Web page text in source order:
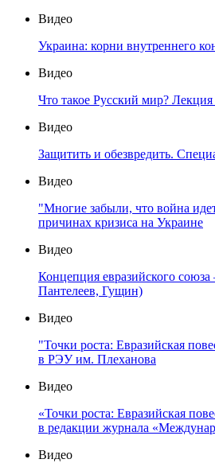
Видео
Украина: корни внутреннего
Видео
Что такое Русский мир? Лекция
Видео
Защитить и обезвредить.
Видео
"Многие забыли, что война
причинах кризиса на Украине
Видео
Концепция евразийского союза
Пантелеев, Гущин)
Видео
"Точки роста: Евразийская
в РЭУ им. Плеханова
Видео
«Точки роста: Евразийская
в редакции журнала
Видео